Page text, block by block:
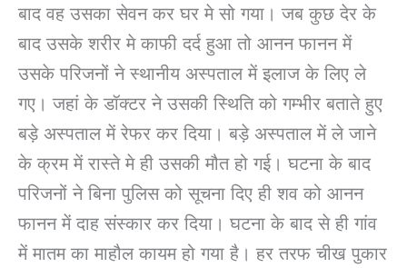
बाद वह उसका सेवन कर घर मे सो गया। जब कुछ देर के
बाद उसके शरीर मे काफी दर्द हुआ तो आनन फानन में
उसके परिजनों ने स्थानीय अस्पताल में इलाज के लिए ले
गए। जहां के डॉक्टर ने उसकी स्थिति को गम्भीर बताते हुए
बड़े अस्पताल में रेफर कर दिया। बड़े अस्पताल में ले जाने
के क्रम में रास्ते मे ही उसकी मौत हो गई। घटना के बाद
परिजनों ने बिना पुलिस को सूचना दिए ही शव को आनन
फानन में दाह संस्कार कर दिया। घटना के बाद से ही गांव
में मातम का माहौल कायम हो गया है। हर तरफ चीख पुकार